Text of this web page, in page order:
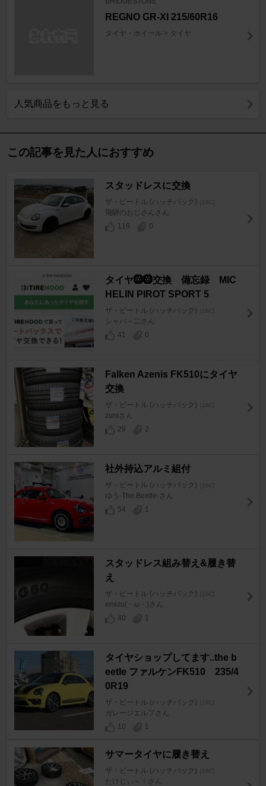
REGNO GR-XI 215/60R16
タイヤ・ホイール > タイヤ
人気商品をもっと見る
この記事を見た人におすすめ
スタッドレスに交換
ザ・ビートル (ハッチバック) [16C]
飛騨のおじさんさん
119
0
タイヤ🛞🛞交換 備忘録 MIC
HELIN PIROT SPORT 5
ザ・ビートル (ハッチバック) [16C]
シャバ～二さん
41
0
Falken Azenis FK510にタイヤ
交換
ザ・ビートル (ハッチバック) [16C]
zuniさん
29
2
社外持込アルミ組付
ザ・ビートル (ハッチバック) [16C]
ゆう-The Beetle-さん
54
1
スタッドレス組み替え&履き替
え
ザ・ビートル (ハッチバック) [16C]
emizo(・ω・)さん
40
1
タイヤショップしてます..the b
eetle ファルケンFK510 235/4
0R19
ザ・ビートル (ハッチバック) [16C]
ガレージエルフさん
10
1
サマータイヤに履き替え
ザ・ビートル (ハッチバック) [16C]
たけじぃ～！さん